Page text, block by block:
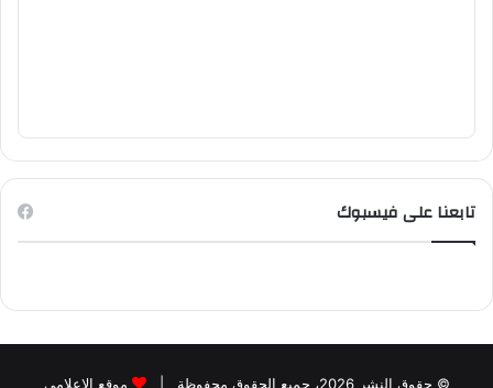
تابعنا على فيسبوك
© حقوق النشر 2026، جميع الحقوق محفوظة | موقع الاعلامي